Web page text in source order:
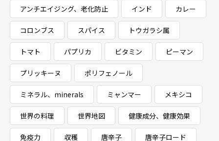
アンチエイジング、老化防止 インド カレー
コロンブス スパイス トウガラシ属
トマト パプリカ ビタミン ピーマン
プリッキーヌ ポリフェノール
ミネラル、minerals ミャンマー メキシコ
世界の料理 世界地図 健康成分、健康効果
免疫力 収穫 唐辛子 唐辛子ロード